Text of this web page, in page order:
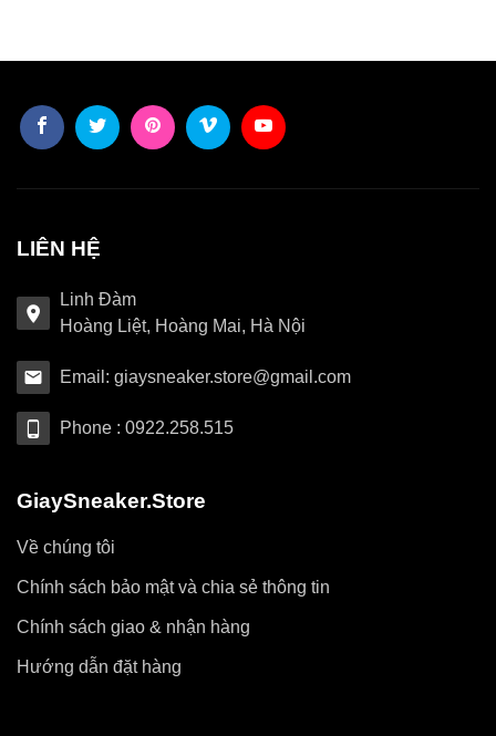
LIÊN HỆ
Linh Đàm
Hoàng Liệt, Hoàng Mai, Hà Nội
Email: giaysneaker.store@gmail.com
Phone : 0922.258.515
GiaySneaker.Store
Về chúng tôi
Chính sách bảo mật và chia sẻ thông tin
Chính sách giao & nhận hàng
Hướng dẫn đặt hàng